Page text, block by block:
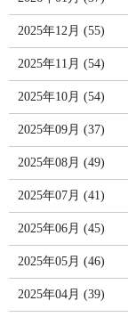
2025年12月 (55)
2025年11月 (54)
2025年10月 (54)
2025年09月 (37)
2025年08月 (49)
2025年07月 (41)
2025年06月 (45)
2025年05月 (46)
2025年04月 (39)